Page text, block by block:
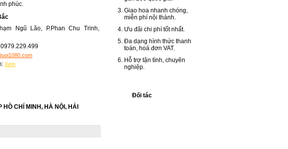
phúc.
Ngũ Lão, P.Phan Chu Trinh,
Xem
CHÍ MINH, HÀ NỘI, HẢI
Giao hoa nhanh chóng,
miễn phí nội thành.
Ưu đãi chi phí tốt nhất.
Đa dạng hình thức thanh
toán, hoá đơn VAT.
Hỗ trợ tận tình, chuyên
nghiệp.
Đối tác